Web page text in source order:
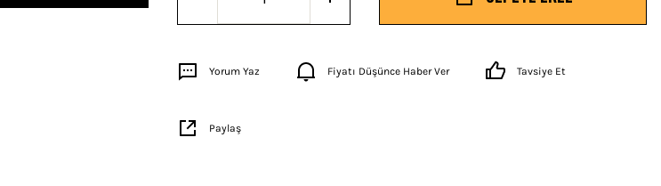
Yorum Yaz Fiyatı Düşünce Haber Ver Tavsiye Et
Paylaş